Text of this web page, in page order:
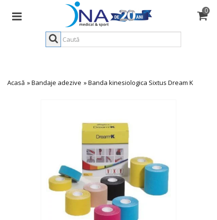
0
Acasă »Bandaje adezive »Banda kinesiologica Sixtus Dream K